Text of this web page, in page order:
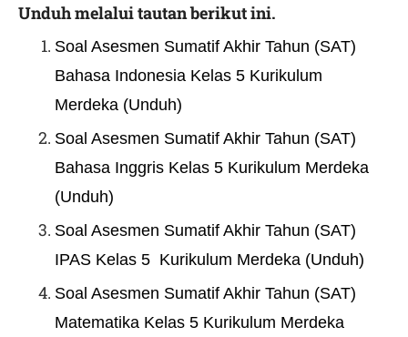
Unduh melalui tautan berikut ini.
Soal Asesmen Sumatif Akhir Tahun (SAT)
Bahasa Indonesia Kelas 5 Kurikulum
Merdeka (Unduh)
Soal Asesmen Sumatif Akhir Tahun (SAT)
Bahasa Inggris Kelas 5 Kurikulum Merdeka
(Unduh)
Soal Asesmen Sumatif Akhir Tahun (SAT)
IPAS Kelas 5 Kurikulum Merdeka (Unduh)
Soal Asesmen Sumatif Akhir Tahun (SAT)
Matematika Kelas 5 Kurikulum Merdeka